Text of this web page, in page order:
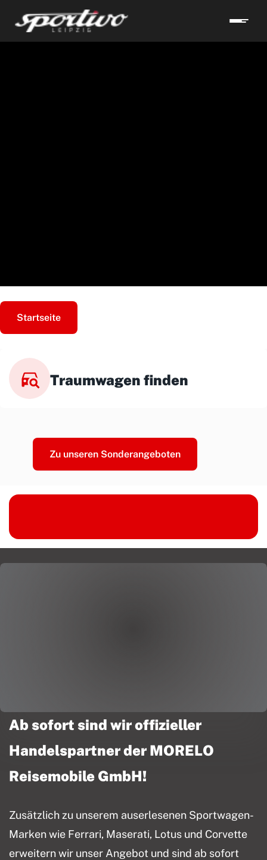
Startseite
Traumwagen finden
Zu unseren Sonderangeboten
Ab sofort sind wir offizieller
Handelspartner der MORELO
Reisemobile GmbH!
Zusätzlich zu unserem auserlesenen Sportwagen-
Marken wie Ferrari, Maserati, Lotus und Corvette
erweitern wir unser Angebot und sind ab sofort